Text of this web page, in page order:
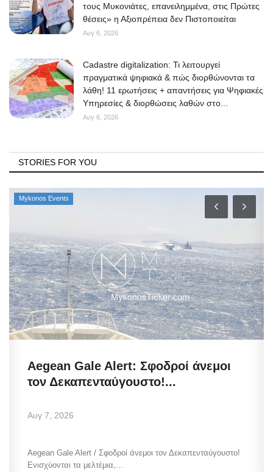
τους Μυκονιάτες, επανειλημμένα, στις Πρώτες
θέσεις» η Αξιοπρέπεια δεν Πιστοποιείται
Αυγ 6, 2026
Cadastre digitalization: Τι λειτουργεί
πραγματικά ψηφιακά & πώς διορθώνονται τα
λάθη! 11 ερωτήσεις + απαντήσεις για Ψηφιακές
Υπηρεσίες & διορθώσεις λαθών στο...
Αυγ 6, 2026
STORIES FOR YOU
Mykonos Events
Aegean Gale Alert: Σφοδροί άνεμοι
τον Δεκαπενταύγουστο!...
Αυγ 7, 2026
Aegean Gale Alert / Σφοδροί άνεμοι τον Δεκαπενταύγουστο!
Ενισχύονται τα μελτέμια,...